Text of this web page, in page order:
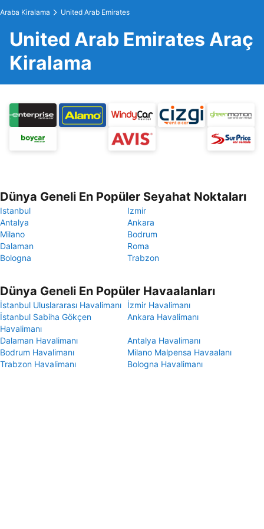
Araba Kiralama United Arab Emirates
United Arab Emirates Araç
Kiralama
Dünya Geneli En Popüler Seyahat Noktaları
Istanbul
Izmir
Antalya
Ankara
Milano
Bodrum
Dalaman
Roma
Bologna
Trabzon
Dünya Geneli En Popüler Havaalanları
İstanbul Uluslararası Havalimanı
İzmir Havalimanı
İstanbul Sabiha Gökçen
Havalimanı
Ankara Havalimanı
Dalaman Havalimanı
Antalya Havalimanı
Bodrum Havalimanı
Milano Malpensa Havaalanı
Trabzon Havalimanı
Bologna Havalimanı